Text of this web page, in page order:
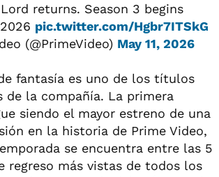
returns. Season 3 begins
pic.twitter.com/Hgbr7ITSkG
(@PrimeVideo) May 11, 2026
fantasía es uno de los títulos
de la compañía. La primera
siendo el mayor estreno de una
en la historia de Prime Video,
se encuentra entre las 5
regreso más vistas de todos los